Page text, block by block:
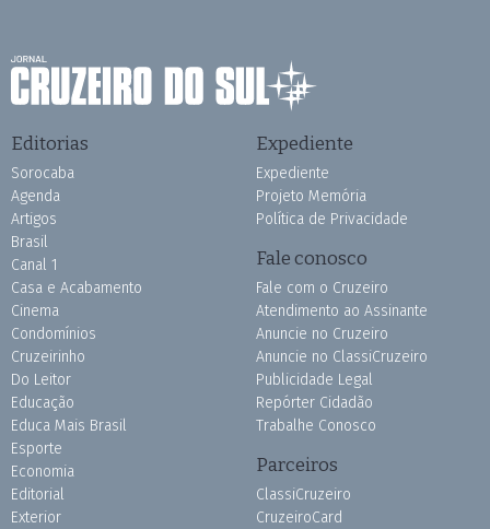
Editorias
Sorocaba
Agenda
Artigos
Brasil
Canal 1
Casa e Acabamento
Cinema
Condomínios
Cruzeirinho
Do Leitor
Educação
Educa Mais Brasil
Esporte
Economia
Editorial
Exterior
Expediente
Expediente
Projeto Memória
Política de Privacidade
Fale conosco
Fale com o Cruzeiro
Atendimento ao Assinante
Anuncie no Cruzeiro
Anuncie no ClassiCruzeiro
Publicidade Legal
Repórter Cidadão
Trabalhe Conosco
Parceiros
ClassiCruzeiro
CruzeiroCard